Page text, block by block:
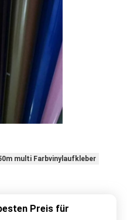
multi Farbvinylaufkleber
Preis für